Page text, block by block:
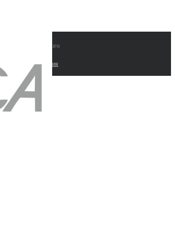
лабораторного
seo решения